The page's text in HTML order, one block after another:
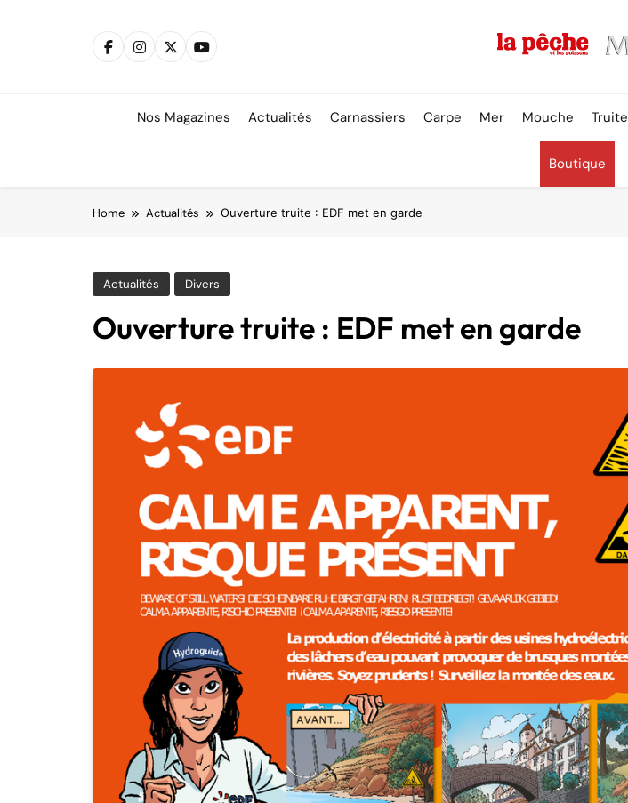
Nos Magazines Actualités Carnassiers Carpe Mer Mouche Truite
Boutique
Home Actualités Ouverture truite : EDF met en garde
Actualités Divers
Ouverture truite : EDF met en garde